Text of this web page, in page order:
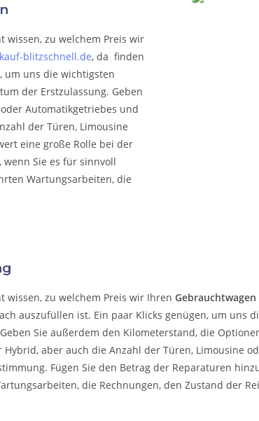
wissen, zu welchem ​​Preis wir
blitzschnell.de, da finden
um uns die wichtigsten
der Erstzulassung. Geben
Automatikgetriebes und
der Türen, Limousine
eine große Rolle bei der
Sie es für sinnvoll
Wartungsarbeiten, die
wissen, zu welchem ​​Preis wir Ihren Gebrauchtwagen
auszufüllen ist. Ein paar Klicks genügen, um uns
Sie außerdem den Kilometerstand, die
aber auch die Anzahl der Türen, Limousine
Fügen Sie den Betrag der Reparaturen
die Rechnungen, den Zustand der